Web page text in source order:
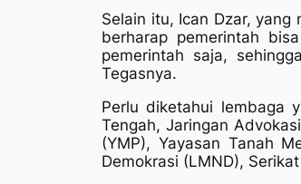
Selain itu, Ican Dzar,
berharap pemerintah
pemerintah saja,
Tegasnya.
Perlu diketahui lembaga
Tengah, Jaringan
(YMP), Yayasan Tanah
Demokrasi (LMND),